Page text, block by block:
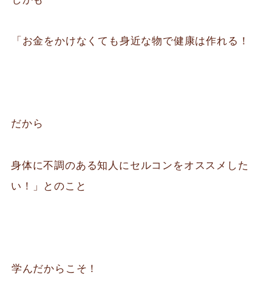
⁡「お金をかけなくても身近な物で健康は作れる！
だから
身体に不調のある知人にセルコンをオススメした
い！」とのこと
⁡学んだからこそ！